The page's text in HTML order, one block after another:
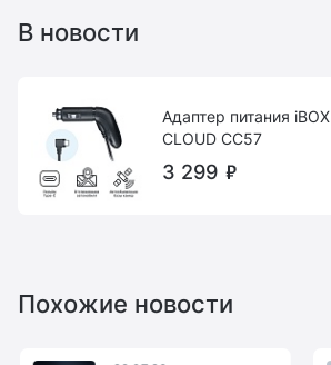
В новости
Адаптер питания iBOX
CLOUD CC57
3 299
Похожие новости